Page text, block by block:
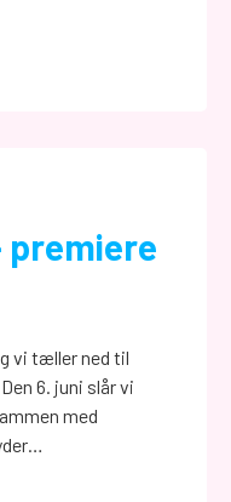
premiere
vi tæller ned til
6. juni slår vi
med